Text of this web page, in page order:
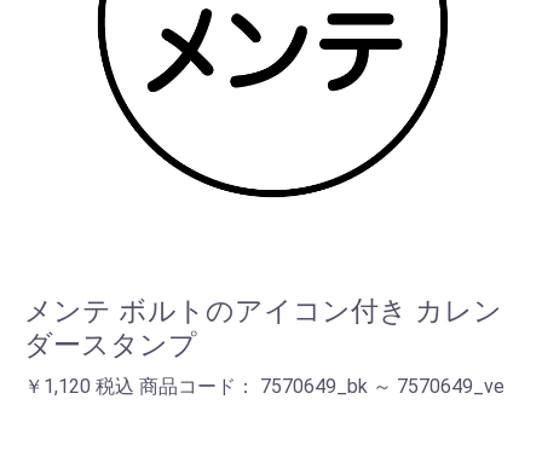
メンテ ボルトのアイコン付き カレン
ダースタンプ
￥1,120 税込 商品コード： 7570649_bk ～ 7570649_ve